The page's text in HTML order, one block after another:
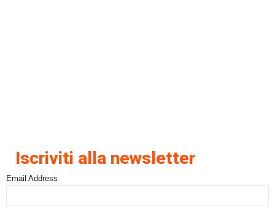
Iscriviti alla newsletter
Email Address